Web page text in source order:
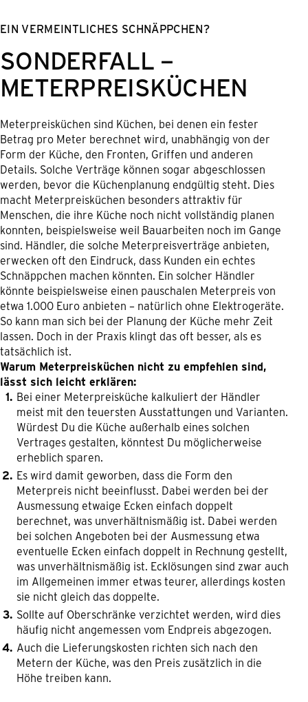
EIN VERMEINTLICHES SCHNÄPPCHEN?
SONDERFALL –
METERPREISKÜCHEN
Meterpreisküchen sind Küchen, bei denen ein fester
Betrag pro Meter berechnet wird, unabhängig von der
Form der Küche, den Fronten, Griffen und anderen
Details. Solche Verträge können sogar abgeschlossen
werden, bevor die Küchenplanung endgültig steht. Dies
macht Meterpreisküchen besonders attraktiv für
Menschen, die ihre Küche noch nicht vollständig planen
konnten, beispielsweise weil Bauarbeiten noch im Gange
sind. Händler, die solche Meterpreisverträge anbieten,
erwecken oft den Eindruck, dass Kunden ein echtes
Schnäppchen machen könnten. Ein solcher Händler
könnte beispielsweise einen pauschalen Meterpreis von
etwa 1.000 Euro anbieten – natürlich ohne Elektrogeräte.
So kann man sich bei der Planung der Küche mehr Zeit
lassen. Doch in der Praxis klingt das oft besser, als es
tatsächlich ist.
Warum Meterpreisküchen nicht zu empfehlen sind,
lässt sich leicht erklären:
Bei einer Meterpreisküche kalkuliert der Händler
meist mit den teuersten Ausstattungen und Varianten.
Würdest Du die Küche außerhalb eines solchen
Vertrages gestalten, könntest Du möglicherweise
erheblich sparen.
Es wird damit geworben, dass die Form den
Meterpreis nicht beeinflusst. Dabei werden bei der
Ausmessung etwaige Ecken einfach doppelt
berechnet, was unverhältnismäßig ist. Dabei werden
bei solchen Angeboten bei der Ausmessung etwa
eventuelle Ecken einfach doppelt in Rechnung gestellt,
was unverhältnismäßig ist. Ecklösungen sind zwar auch
im Allgemeinen immer etwas teurer, allerdings kosten
sie nicht gleich das doppelte.
Sollte auf Oberschränke verzichtet werden, wird dies
häufig nicht angemessen vom Endpreis abgezogen.
Auch die Lieferungskosten richten sich nach den
Metern der Küche, was den Preis zusätzlich in die
Höhe treiben kann.